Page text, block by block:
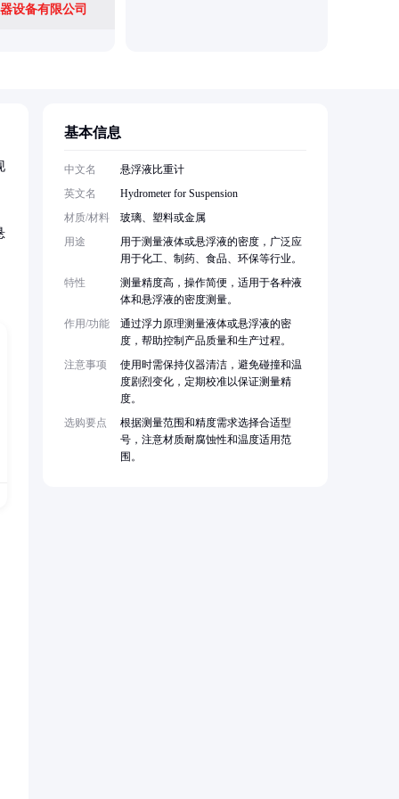
设备有限公司
基本信息
中文名
悬浮液比重计
英文名
Hydrometer for Suspension
材质/材料
玻璃、塑料或金属
用途
用于测量液体或悬浮液的密度，广泛应
用于化工、制药、食品、环保等行业。
特性
测量精度高，操作简便，适用于各种液
体和悬浮液的密度测量。
作用/功能
通过浮力原理测量液体或悬浮液的密
度，帮助控制产品质量和生产过程。
注意事项
使用时需保持仪器清洁，避免碰撞和温
度剧烈变化，定期校准以保证测量精
度。
选购要点
根据测量范围和精度需求选择合适型
号，注意材质耐腐蚀性和温度适用范
围。